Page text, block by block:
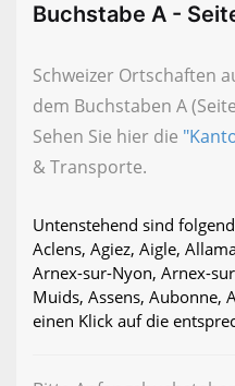
Buchstabe A -
Schweizer Ortschaften
dem Buchstaben A
Sehen Sie hier die
& Transporte.
Untenstehend sind
Aclens, Agiez, Aigle,
Arnex-sur-Nyon, Arnex-
Muids, Assens, Aubonne,
einen Klick auf die